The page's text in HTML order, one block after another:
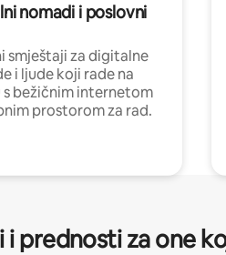
nomadi i poslovni
smještaji za digitalne
i ljude koji rade na
s bežičnim internetom
prostorom za rad.
i prednosti za one